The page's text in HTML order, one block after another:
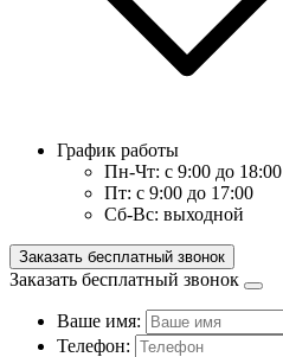
График работы
Пн-Чт: с 9:00 до 18:00
Пт: с 9:00 до 17:00
Сб-Вс: выходной
Заказать бесплатный звонок
Заказать бесплатный звонок
Ваше имя:
Телефон: